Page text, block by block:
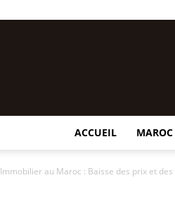
ACCUEIL MAROC
Immobilier au Maroc : Baisse des prix et